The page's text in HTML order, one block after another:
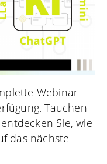
Webinar
Tauchen
Sie, wie
das nächste